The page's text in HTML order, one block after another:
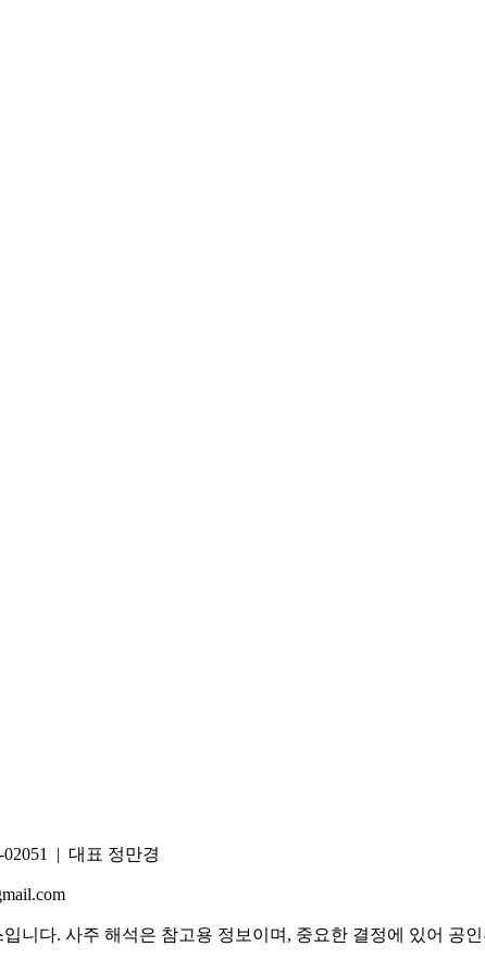
| 대표 정만경
니다. 사주 해석은 참고용 정보이며, 중요한 결정에 있어 공